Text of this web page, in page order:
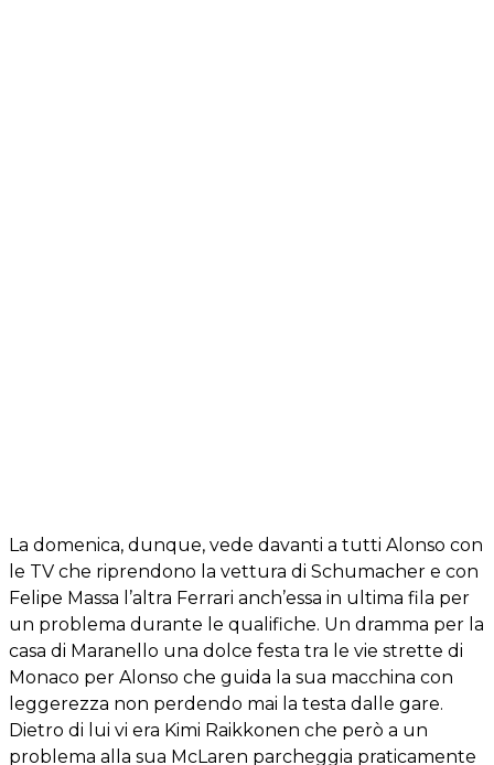
La domenica, dunque, vede davanti a tutti Alonso con
le TV che riprendono la vettura di Schumacher e con
Felipe Massa l’altra Ferrari anch’essa in ultima fila per
un problema durante le qualifiche. Un dramma per la
casa di Maranello una dolce festa tra le vie strette di
Monaco per Alonso che guida la sua macchina con
leggerezza non perdendo mai la testa dalle gare.
Dietro di lui vi era Kimi Raikkonen che però a un
problema alla sua McLaren parcheggia praticamente